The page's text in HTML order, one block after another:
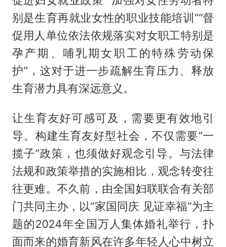
别是生育再就业女性的职业技能培训”“督
促用人单位依法依规落实对女职工特别是
孕产期、哺乳期女职工的特殊劳动保
护”，这对于进一步疏解生育压力、释放
生育潜力具有深远意义。
让生育友好可感可及，需要更有效地引
导。构建生育友好型社会，不仅需要“一
揽子”政策，也须做好观念引导。与法律
法规和政策举措的实施相比，观念转变往
往更难。不久前，由全国妇联联合有关部
门共同主办，以“家国同庆 见证幸福”为主
题的2024年全国万人集体婚礼举行，扑
面而来的婚育新风在许多年轻人心中树立